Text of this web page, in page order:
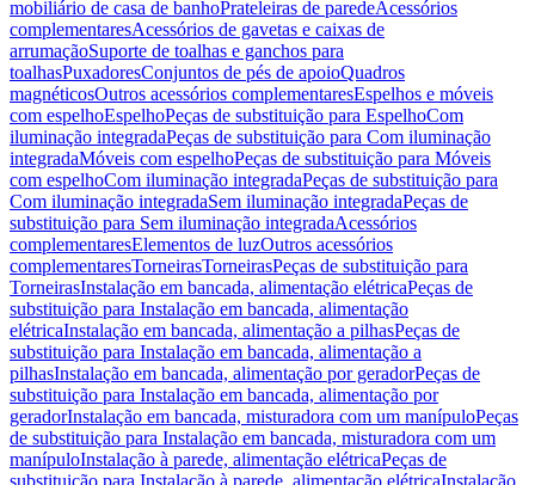
mobiliário de casa de banhoPrateleiras de paredeAcessórios
complementaresAcessórios de gavetas e caixas de
arrumaçãoSuporte de toalhas e ganchos para
toalhasPuxadoresConjuntos de pés de apoioQuadros
magnéticosOutros acessórios complementaresEspelhos e móveis
com espelhoEspelhoPeças de substituição para EspelhoCom
iluminação integradaPeças de substituição para Com iluminação
integradaMóveis com espelhoPeças de substituição para Móveis
com espelhoCom iluminação integradaPeças de substituição para
Com iluminação integradaSem iluminação integradaPeças de
substituição para Sem iluminação integradaAcessórios
complementaresElementos de luzOutros acessórios
complementaresTorneirasTorneirasPeças de substituição para
TorneirasInstalação em bancada, alimentação elétricaPeças de
substituição para Instalação em bancada, alimentação
elétricaInstalação em bancada, alimentação a pilhasPeças de
substituição para Instalação em bancada, alimentação a
pilhasInstalação em bancada, alimentação por geradorPeças de
substituição para Instalação em bancada, alimentação por
geradorInstalação em bancada, misturadora com um manípuloPeças
de substituição para Instalação em bancada, misturadora com um
manípuloInstalação à parede, alimentação elétricaPeças de
substituição para Instalação à parede, alimentação elétricaInstalação